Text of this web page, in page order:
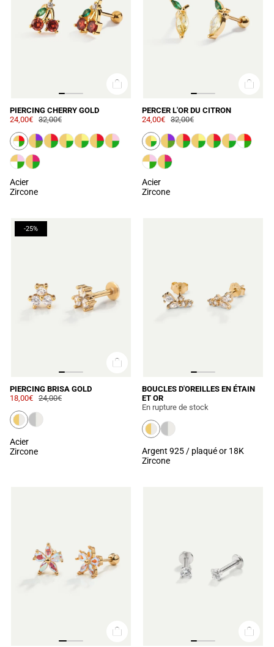
PIERCING CHERRY GOLD
24,00€ 32,00€
Acier
Zircone
PERCER L'OR DU CITRON
24,00€ 32,00€
Acier
Zircone
-25%
PIERCING BRISA GOLD
18,00€ 24,00€
Acier
Zircone
BOUCLES D'OREILLES EN ÉTAIN
ET OR
En rupture de stock
Argent 925 / plaqué or 18K
Zircone